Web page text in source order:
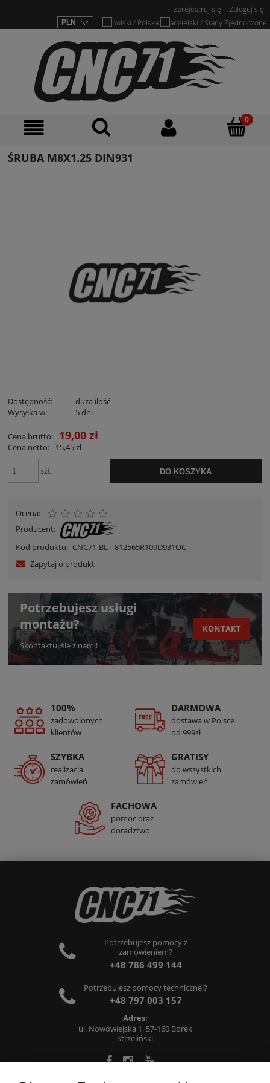
Zarejestruj się Zaloguj się
ŚRUBA M8X1.25 DIN931
Dostępność:
duża ilość
Wysyłka w:
5 dni
Cena brutto: 19,00 zł
Cena netto: 15,45 zł
szt. DO KOSZYKA
Ocena:
Producent:
Kod produktu: CNC71-BLT-812565R109D931OC
Zapytaj o produkt
Potrzebujesz usługi
montażu?
Skontaktuj się z nami!
KONTAKT
100%
zadowolonych
klientów
DARMOWA
dostawa w Polsce
od 999zł
SZYBKA
realizacja
zamówień
GRATISY
do wszystkich
zamówień
FACHOWA
pomoc oraz
doradztwo
Potrzebujesz pomocy z
zamówieniem?
+48 786 499 144
Potrzebujesz pomocy technicznej?
+48 797 003 157
Adres:
ul. Nowowiejska 1, 57-160 Borek
Strzeliński